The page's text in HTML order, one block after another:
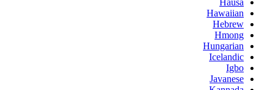
Hawaiian
Hebrew
Hmong
Hungarian
Icelandic
Igbo
Javanese